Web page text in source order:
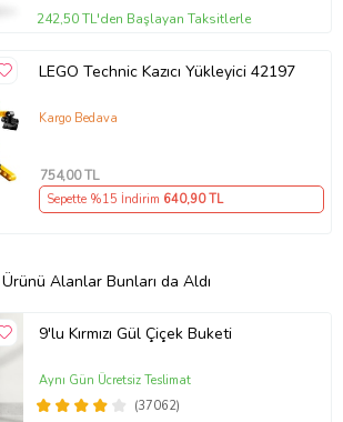
242,50 TL'den Başlayan Taksitlerle
LEGO Technic Kazıcı Yükleyici 42197
Kargo Bedava
754,00 TL
Sepette %15 İndirim 640,90 TL
Alanlar Bunları da Aldı
9'lu Kırmızı Gül Çiçek Buketi
(37062)
Aynı Gün Ücretsiz Teslimat